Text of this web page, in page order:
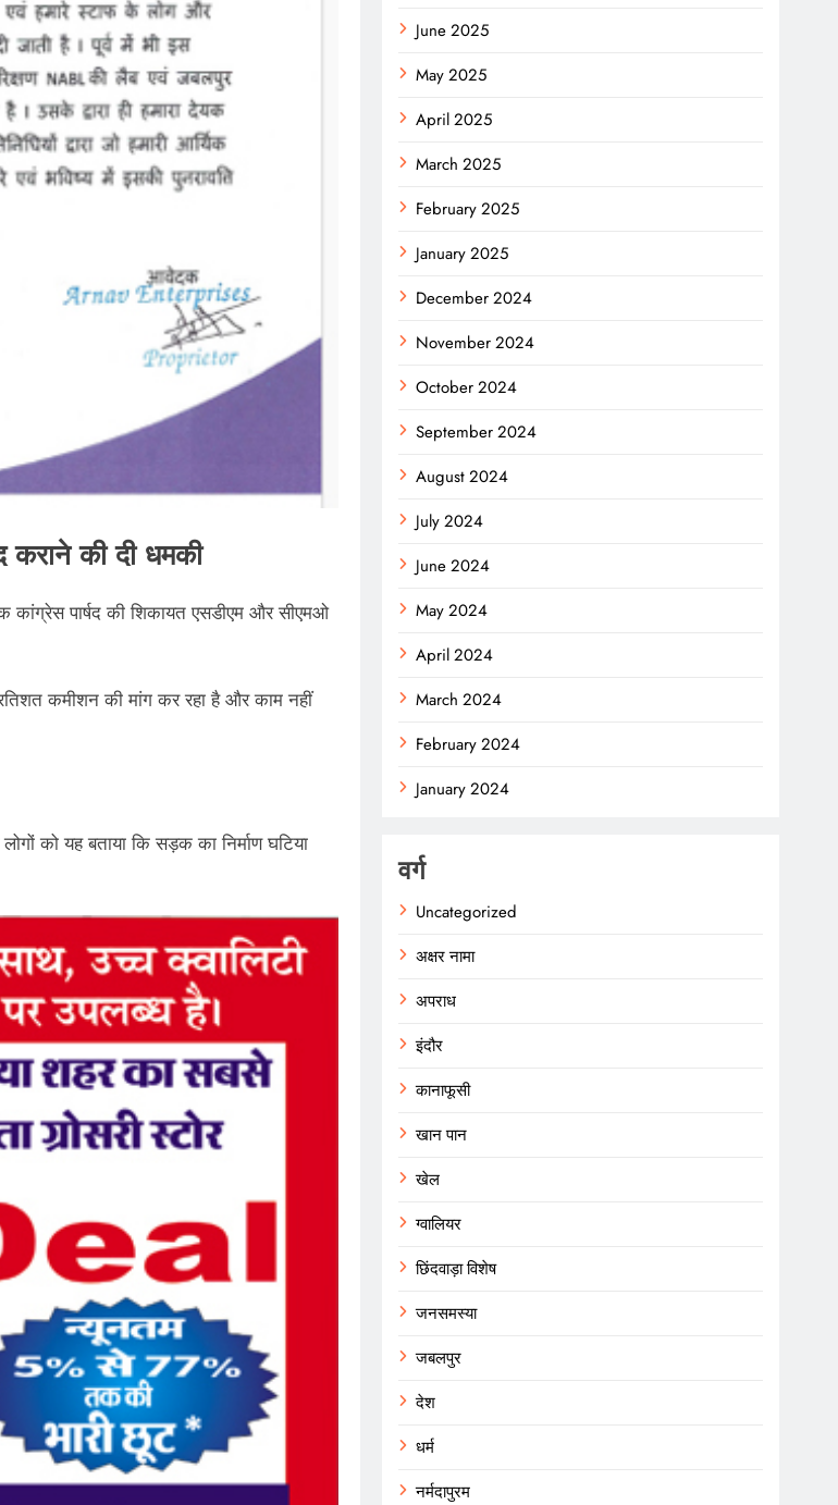
कराने की दी धमकी
कांग्रेस पार्षद की शिकायत एसडीएम और सीएमओ
कमीशन की मांग कर रहा है और काम नहीं
को यह बताया कि सड़क का निर्माण घटिया
June 2025
May 2025
April 2025
March 2025
February 2025
January 2025
December 2024
November 2024
October 2024
September 2024
August 2024
July 2024
June 2024
May 2024
April 2024
March 2024
February 2024
January 2024
वर्ग
Uncategorized
अक्षर नामा
अपराध
इंदौर
कानाफूसी
खान पान
खेल
ग्वालियर
छिंदवाड़ा विशेष
जनसमस्या
जबलपुर
देश
धर्म
नर्मदापुरम